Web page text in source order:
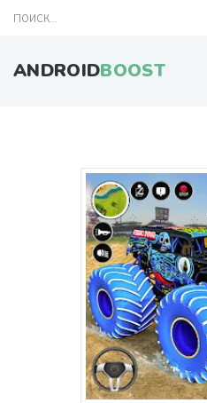
ANDROIDBOOST